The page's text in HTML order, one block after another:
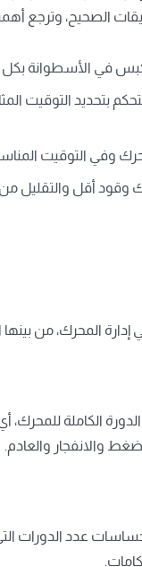
الصحيح، وترجع
في الأسطوانة
بتحديد التوقيت
وفي التوقيت
أقل والتقليل من
المحرك، من بينها
الكاملة
والانفجار والعادم.
عدد الدورات التي